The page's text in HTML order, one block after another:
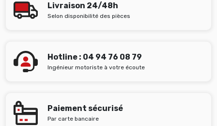
Livraison 24/48h
Selon disponibilité des pièces
Hotline : 04 94 76 08 79
Ingénieur motoriste à votre écoute
Paiement sécurisé
Par carte bancaire